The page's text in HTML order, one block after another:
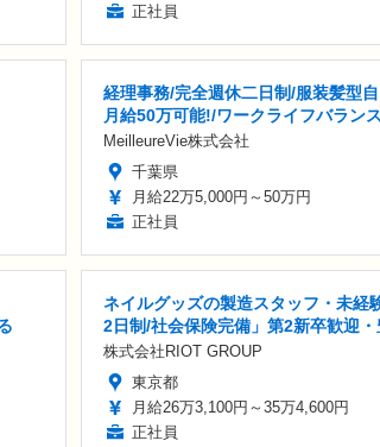
正社員
経理事務/完全週休二日制/服装髪型
月給50万可能!/ワークライフバラン
MeilleureVie株式会社
千葉県
月給22万5,000円～50万円
正社員
ネイルグッズの製造スタッフ・未経
2日制/社会保険完備」第2新卒歓迎
株式会社RIOT GROUP
東京都
月給26万3,100円～35万4,600円
正社員